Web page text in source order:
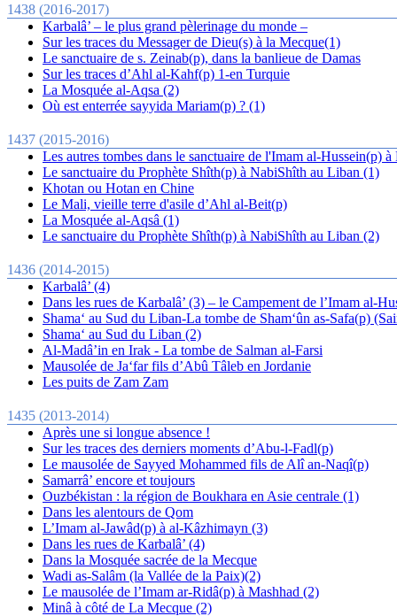
1438 (2016-2017)
Karbalâ’ – le plus grand pèlerinage du monde –
Sur les traces du Messager de Dieu(s) à la Mecque(1)
Le sanctuaire de s. Zeinab(p), dans la banlieue de Damas
Sur les traces d’Ahl al-Kahf(p) 1-en Turquie
La Mosquée al-Aqsa (2)
Où est enterrée sayyida Mariam(p) ? (1)
1437 (2015-2016)
Les autres tombes dans le sanctuaire de l'Imam al-Hussein(p) à
Le sanctuaire du Prophète Shîth(p) à NabiShîth au Liban (1)
Khotan ou Hotan en Chine
Le Mali, vieille terre d'asile d’Ahl al-Beit(p)
La Mosquée al-Aqsâ (1)
Le sanctuaire du Prophète Shîth(p) à NabiShîth au Liban (2)
1436 (2014-2015)
Karbalâ’ (4)
Dans les rues de Karbalâ’ (3) – le Campement de l’Imam al-
Shama‘ au Sud du Liban-La tombe de Sham‘ûn as-Safa(p)
Shama‘ au Sud du Liban (2)
Al-Madâ’in en Irak - La tombe de Salman al-Farsi
Mausolée de Ja‘far fils d’Abû Tâleb en Jordanie
Les puits de Zam Zam
1435 (2013-2014)
Après une si longue absence !
Sur les traces des derniers moments d’Abu-l-Fadl(p)
Le mausolée de Sayyed Mohammed fils de Alî an-Naqî(p)
Samarrâ’ encore et toujours
Ouzbékistan : la région de Boukhara en Asie centrale (1)
Dans les alentours de Qom
L’Imam al-Jawâd(p) à al-Kâzhimayn (3)
Dans les rues de Karbalâ’ (4)
Dans la Mosquée sacrée de la Mecque
Wadi as-Salâm (la Vallée de la Paix)(2)
Le mausolée de l’Imam ar-Ridâ(p) à Mashhad (2)
Minâ à côté de La Mecque (2)